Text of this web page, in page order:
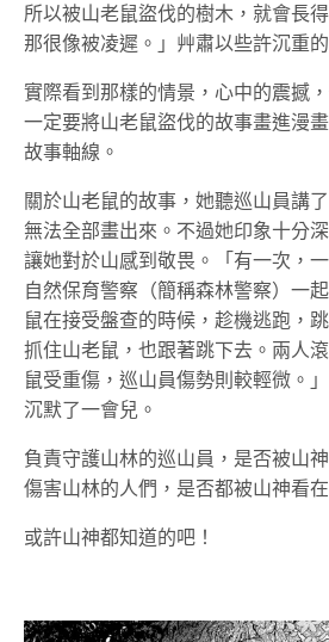
所以被山老鼠盜伐的樹木，就會長
那很像被凌遲。」艸肅以些許沉重
實際看到那樣的情景，心中的震撼
一定要將山老鼠盜伐的故事畫進漫
故事軸線。
關於山老鼠的故事，她聽巡山員講
無法全部畫出來。不過她印象十分
讓她對於山感到敬畏。「有一次，
自然保育警察（簡稱森林警察）一
鼠在接受盤查的時候，趁機逃跑，
抓住山老鼠，也跟著跳下去。兩人
鼠受重傷，巡山員傷勢則較輕微。
沉默了一會兒。
負責守護山林的巡山員，是否被山
傷害山林的人們，是否都被山神看
或許山神都知道的吧！